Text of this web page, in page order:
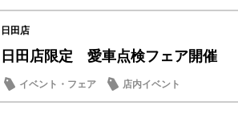
日田店
日田店限定 愛車点検フェア開催
イベント・フェア 店内イベント